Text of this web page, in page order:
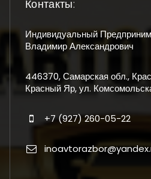
Контакты:
Индивидуальный
Владимир Александрович
446370, Самарская обл.,
Красный Яр, ул.
+7 (927) 260-05-22